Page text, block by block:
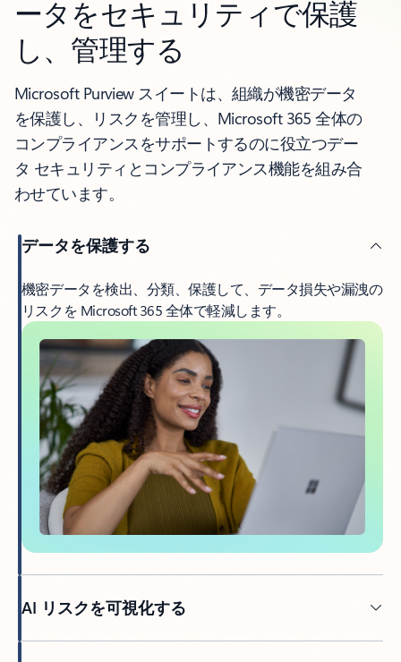
ータをセキュリティで保護
し、管理する
Microsoft Purview スイートは、組織が機密データ
を保護し、リスクを管理し、Microsoft 365 全体の
コンプライアンスをサポートするのに役立つデー
タ セキュリティとコンプライアンス機能を組み合
わせています。
データを保護する
機密データを検出、分類、保護して、データ損失や漏洩の
リスクを Microsoft 365 全体で軽減します。
AI リスクを可視化する